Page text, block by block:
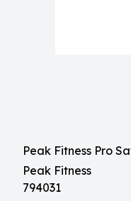
Peak Fitness Pro
Peak Fitness
794031